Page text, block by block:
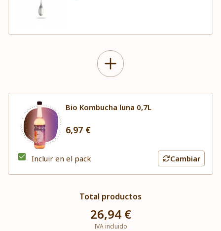
Bio Kombucha luna 0,7L
6,97 €
Incluir en el pack Cambiar
Total productos
26,94 €
IVA incluido